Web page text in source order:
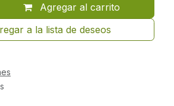
Agregar al carrito
a la lista de deseos